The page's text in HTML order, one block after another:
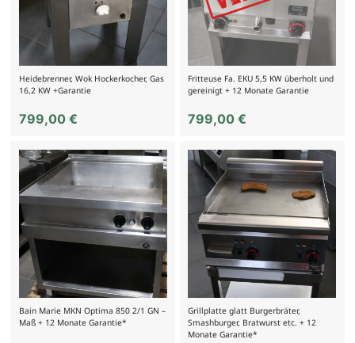
Heidebrenner, Wok Hockerkocher, Gas
16,2 KW +Garantie
799,00 €
Fritteuse Fa. EKU 5,5 KW überholt und
gereinigt + 12 Monate Garantie
799,00€
Bain Marie MKN Optima 850 2/1 GN –
Maß + 12 Monate Garantie*
Grillplatte glatt Burgerbräter,
Smashburger, Bratwurst etc. + 12
Monate Garantie*